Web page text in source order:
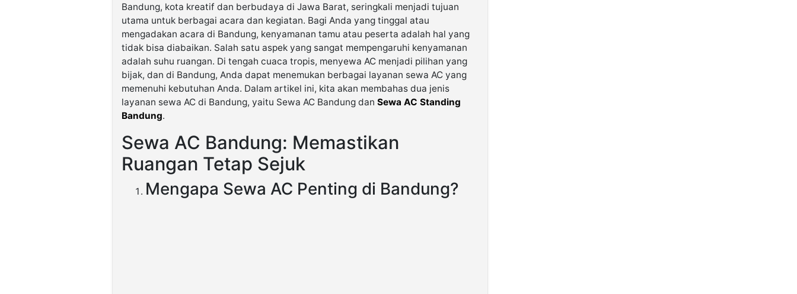
Bandung, kota kreatif dan berbudaya di Jawa Barat, seringkali menjadi tujuan
utama untuk berbagai acara dan kegiatan. Bagi Anda yang tinggal atau
mengadakan acara di Bandung, kenyamanan tamu atau peserta adalah hal yang
tidak bisa diabaikan. Salah satu aspek yang sangat mempengaruhi kenyamanan
adalah suhu ruangan. Di tengah cuaca tropis, menyewa AC menjadi pilihan yang
bijak, dan di Bandung, Anda dapat menemukan berbagai layanan sewa AC yang
memenuhi kebutuhan Anda. Dalam artikel ini, kita akan membahas dua jenis
layanan sewa AC di Bandung, yaitu Sewa AC Bandung dan Sewa AC Standing
Bandung.
Sewa AC Bandung: Memastikan
Ruangan Tetap Sejuk
Mengapa Sewa AC Penting di Bandung?